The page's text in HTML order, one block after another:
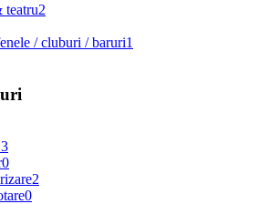
2
/ cluburi / baruri1
0
2
0